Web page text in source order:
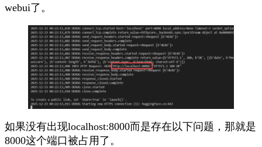
webui了。
如果没有出现localhost:8000而是存在以下问题，那就是
8000这个端口被占用了。